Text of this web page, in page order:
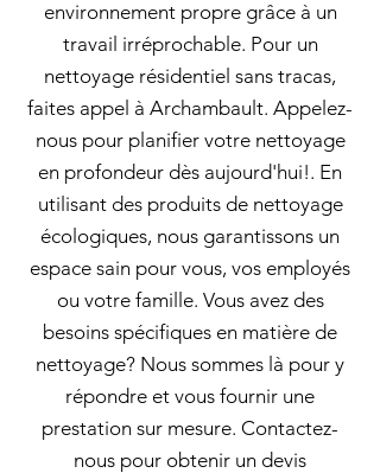
environnement propre grâce à un
travail irréprochable. Pour un
nettoyage résidentiel sans tracas,
faites appel à Archambault. Appelez-
nous pour planifier votre nettoyage
en profondeur dès aujourd'hui!. En
utilisant des produits de nettoyage
écologiques, nous garantissons un
espace sain pour vous, vos employés
ou votre famille. Vous avez des
besoins spécifiques en matière de
nettoyage? Nous sommes là pour y
répondre et vous fournir une
prestation sur mesure. Contactez-
nous pour obtenir un devis